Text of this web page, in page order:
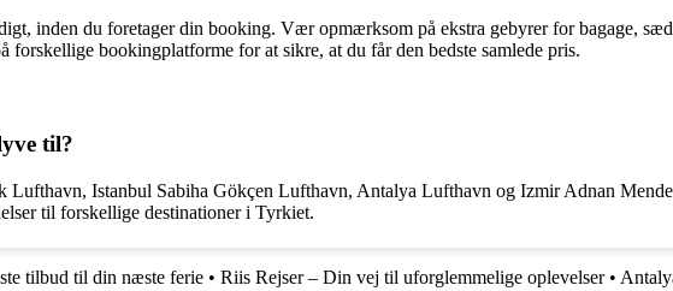
inden du foretager din booking. Vær opmærksom på ekstra gebyrer for bagage,
bookingplatforme for at sikre, at du får den bedste samlede pris.
til?
Istanbul Sabiha Gökçen Lufthavn, Antalya Lufthavn og Izmir Adnan
til forskellige destinationer i Tyrkiet.
tilbud til din næste ferie • Riis Rejser – Din vej til uforglemmelige oplevelser•